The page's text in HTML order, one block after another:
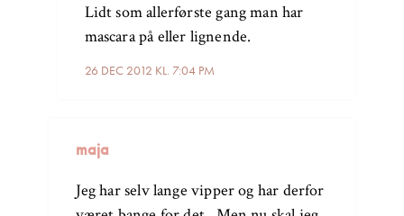
26 DEC 2012 KL. 7:04 PM
Lidt som allerførste gang man har
mascara på eller lignende.
maja
Jeg har selv lange vipper og har derfor